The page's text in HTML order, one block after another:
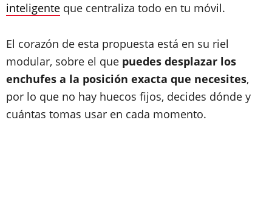
inteligente que centraliza todo en tu móvil.
El corazón de esta propuesta está en su riel
modular, sobre el que puedes desplazar los
enchufes a la posición exacta que necesites,
por lo que no hay huecos fijos, decides dónde y
cuántas tomas usar en cada momento.